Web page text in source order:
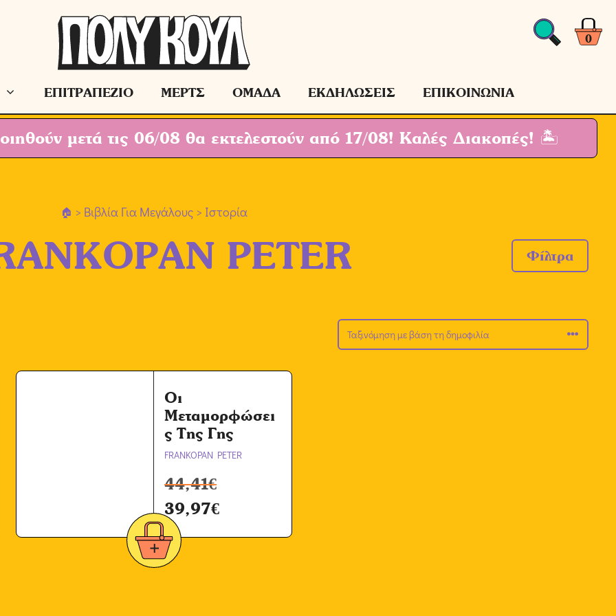
0
ΕΠΙΤΡΑΠΕΖΙΟ ΜΕΡΤΣ ΟΜΑΔΑ ΕΚΔΗΛΩΣΕΙΣ ΕΠΙΚΟΙΝΩΝΙΑ
μετά τις 06/08 θα εκτελεστούν από 17/08! Καλές Διακοπές! 🏝
> Βιβλία Για Μεγάλους > Ιστορία
PETER Φίλτρα
Οι
Μεταμορφώσει
ς Της Γης
FRANKOPAN PETER
44,41€
39,97€